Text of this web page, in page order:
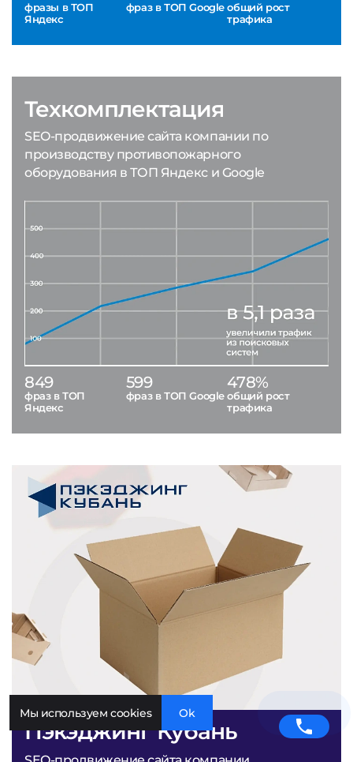
фразы в ТОП
Яндекс
фраз в ТОП Google общий рост
трафика
Пэкэджинг Кубань
Техкомплектация
SEO-продвижение сайта компании по
производству противопожарного
оборудования в ТОП Яндекс и Google
849
фраз в ТОП
Яндекс
599
фраз в ТОП Google
478%
общий рост
трафика
Мы используем cookies Ok